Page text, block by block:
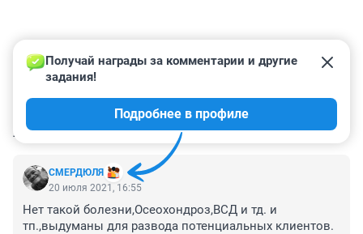
КОММЕНТАРИИ 2
СМЕРДЮЛЯ
Получай награды за комментарии и другие
задания!
Подробнее в профиле
20 июля 2021, 16:55
Нет такой болезни,Осеохондроз,ВСД и тд. и
тп.,выдуманы для развода потенциальных клиентов.